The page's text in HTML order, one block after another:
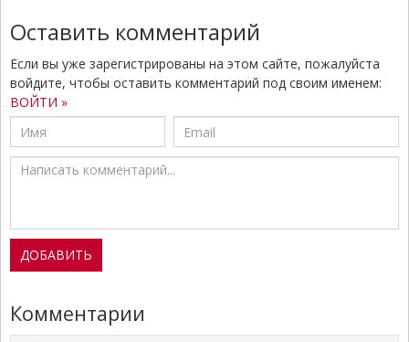
Оставить комментарий
Если вы уже зарегистрированы на этом сайте, пожалуйста
войдите, чтобы оставить комментарий под своим именем:
ВОЙТИ »
Комментарии